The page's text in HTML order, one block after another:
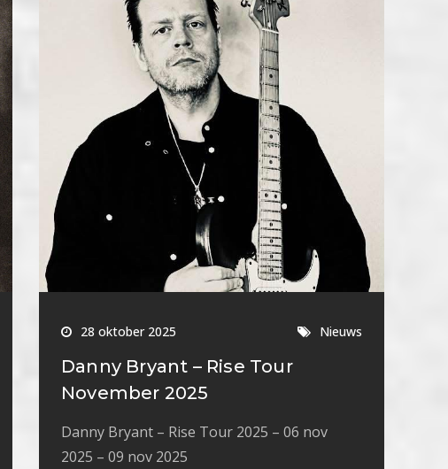
28 oktober 2025 Nieuws
Danny Bryant – Rise Tour
November 2025
Danny Bryant – Rise Tour 2025 – 06 nov
2025 – 09 nov 2025